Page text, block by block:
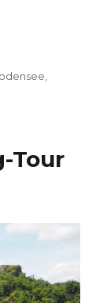
im Stein –
,
Tour